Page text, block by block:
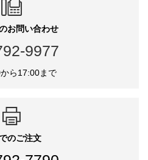
お問い合わせ
9977
ら17:00まで
のご注文